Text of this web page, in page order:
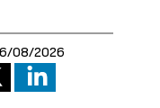
08/2026